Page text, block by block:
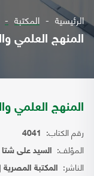
الرئيسية المكتبة
المنهج العلمي
المنهج العلمي
رقم الكتاب: 4041
المؤلف: السيد على شتا
الناشر: المكتبة